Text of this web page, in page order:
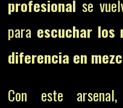
profesional se
para escuchar los
diferencia en
Con este